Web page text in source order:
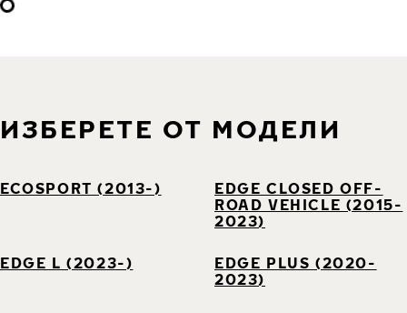
ИЗБЕРЕТЕ ОТ МОДЕЛИ
ECOSPORT (2013-)
EDGE CLOSED OFF-
ROAD VEHICLE (2015-
2023)
EDGE L (2023-)
EDGE PLUS (2020-
2023)